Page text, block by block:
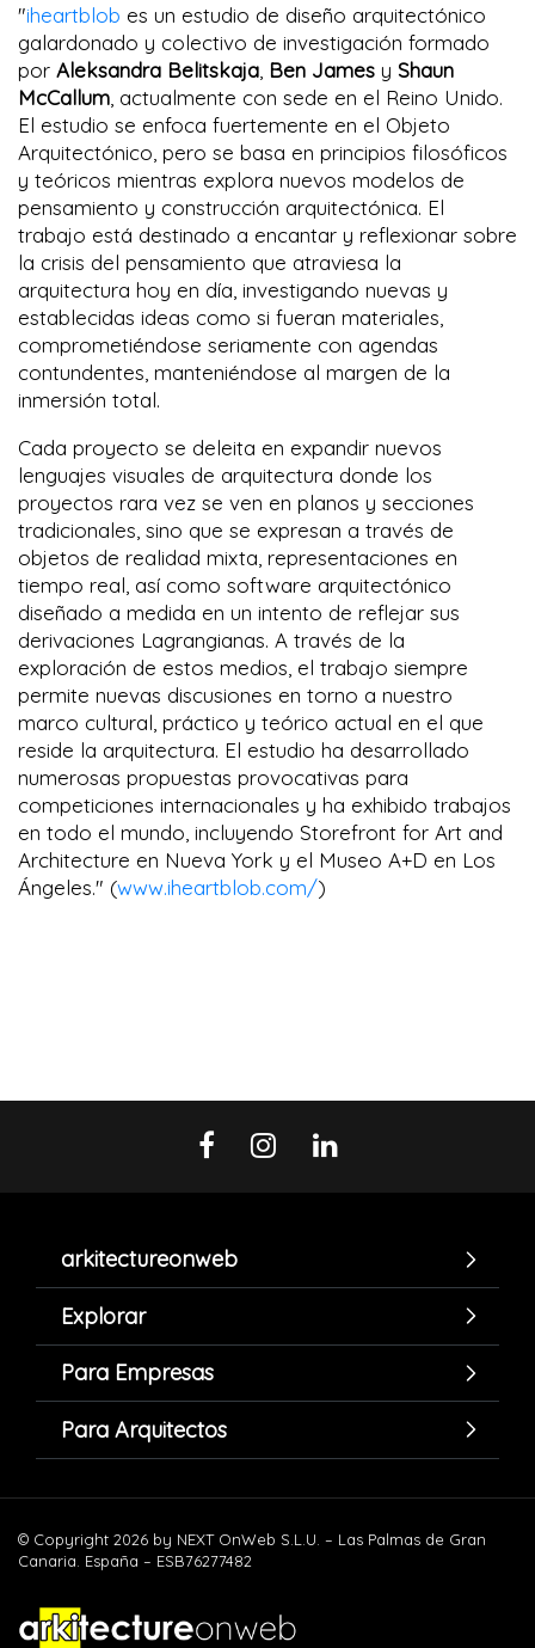
"iheartblob es un estudio de diseño arquitectónico
galardonado y colectivo de investigación formado
por Aleksandra Belitskaja Ben James y Shaun
McCallum , actualmente con sede en el Reino Unido.
El estudio se enfoca fuertemente en el Objeto
Arquitectónico, pero se basa en principios filosóficos
y teóricos mientras explora nuevos modelos de
pensamiento y construcción arquitectónica. El
trabajo está destinado a encantar y reflexionar sobre
la crisis del pensamiento que atraviesa la
arquitectura hoy en día, investigando nuevas y
establecidas ideas como si fueran materiales,
comprometiéndose seriamente con agendas
contundentes, manteniéndose al margen de la
inmersión total.
Cada proyecto se deleita en expandir nuevos
lenguajes visuales de arquitectura donde los
proyectos rara vez se ven en planos y secciones
tradicionales, sino que se expresan a través de
objetos de realidad mixta, representaciones en
tiempo real, así como software arquitectónico
diseñado a medida en un intento de reflejar sus
derivaciones Lagrangianas. A través de la
exploración de estos medios, el trabajo siempre
permite nuevas discusiones en torno a nuestro
marco cultural, práctico y teórico actual en el que
reside la arquitectura. El estudio ha desarrollado
numerosas propuestas provocativas para
competiciones internacionales y ha exhibido trabajos
en todo el mundo, incluyendo Storefront for Art and
Architecture en Nueva York y el Museo A+D en Los
Ángeles." (www.iheartblob.com/)
arkitectureonweb
Explorar
Para Empresas
Para Arquitectos
© Copyright 2026 by NEXT OnWeb S.L.U. – Las Palmas de Gran
Canaria. España – ESB76277482